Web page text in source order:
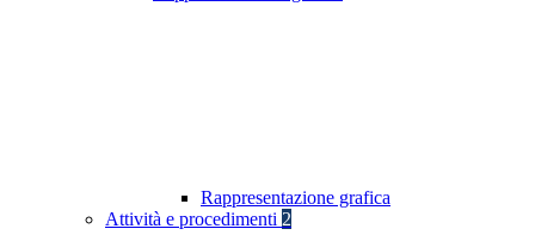
Rappresentazione grafica
Attività e procedimenti 2